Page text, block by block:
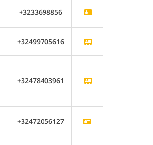
+3233698856
+32499705616
+32478403961
+32472056127